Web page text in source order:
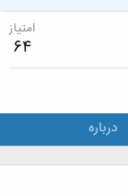
امتیاز
64
درباره